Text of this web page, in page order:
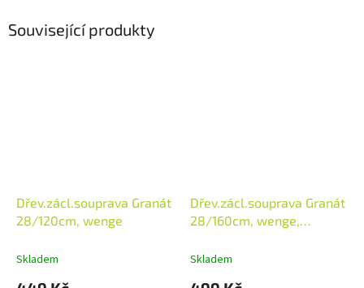
Související produkty
Dřev.zácl.souprava Granát
28/120cm, wenge
Skladem
Dřev.zácl.souprava Granát
28/160cm, wenge,
002687
Skladem